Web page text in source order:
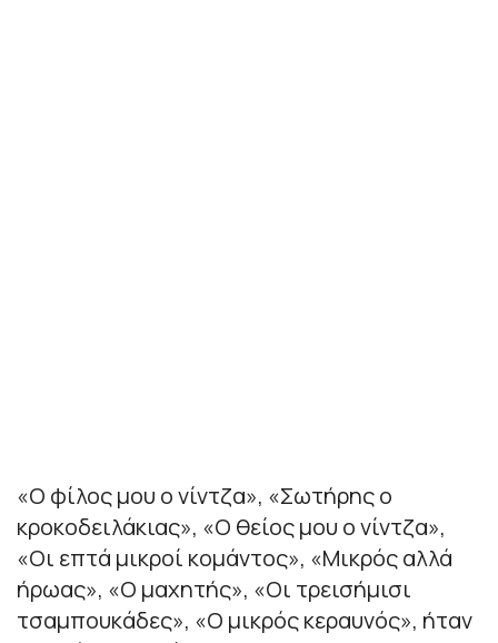
«Ο φίλος μου ο νίντζα», «Σωτήρης ο
κροκοδειλάκιας», «Ο θείος μου ο νίντζα»,
«Οι επτά μικροί κομάντος», «Μικρός αλλά
ήρωας», «Ο μαχητής», «Οι τρεισήμισι
τσαμπουκάδες», «Ο μικρός κεραυνός», ήταν